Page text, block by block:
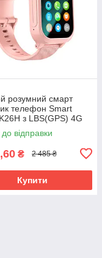
розумний смарт
телефон Smart
з LBS(GPS) 4G
відправки
₴ 2 485 ₴
Купити